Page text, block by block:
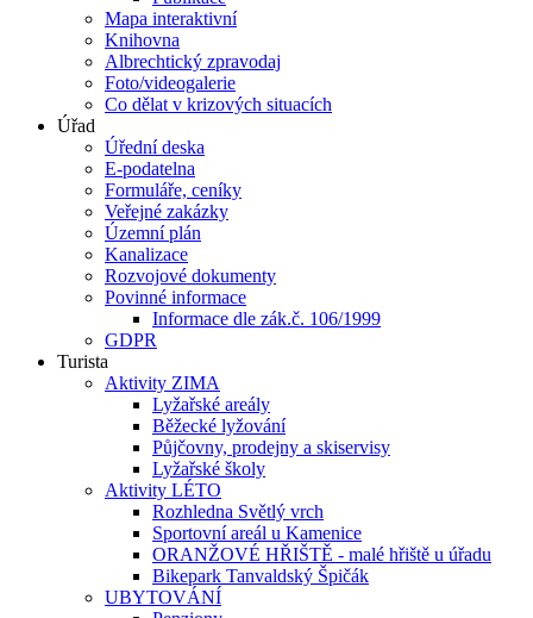
Mapa interaktivní
Knihovna
Albrechtický zpravodaj
Foto/videogalerie
Co dělat v krizových situacích
Úřad
Úřední deska
E-podatelna
Formuláře, ceníky
Veřejné zakázky
Územní plán
Kanalizace
Rozvojové dokumenty
Povinné informace
Informace dle zák.č. 106/1999
GDPR
Turista
Aktivity ZIMA
Lyžařské areály
Běžecké lyžování
Půjčovny, prodejny a skiservisy
Lyžařské školy
Aktivity LÉTO
Rozhledna Světlý vrch
Sportovní areál u Kamenice
ORANŽOVÉ HŘIŠTĚ - malé hřiště u úřadu
Bikepark Tanvaldský Špičák
UBYTOVÁNÍ